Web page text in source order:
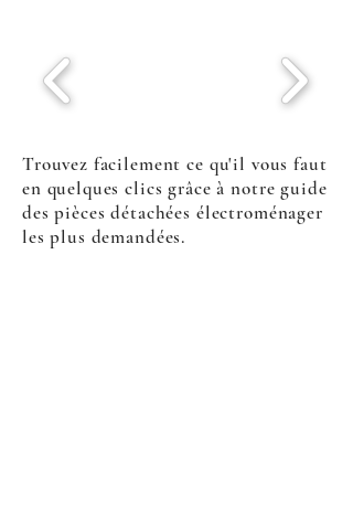
Trouvez facilement ce qu'il vous faut
en quelques clics grâce à notre guide
des pièces détachées électroménager
les plus demandées.